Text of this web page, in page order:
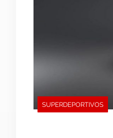
SUPERDEPORTIVOS